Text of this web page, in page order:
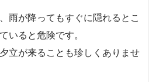
雨が降ってもすぐに隠れるとこ
いると危険です。
立が来ることも珍しくありませ